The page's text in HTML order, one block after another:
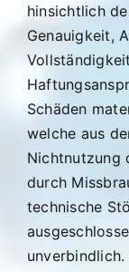
hinsichtlich
Genauigkeit,
Schäden
welche aus
Nichtnutzung
durch
technische